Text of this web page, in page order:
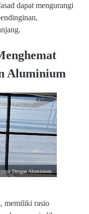
dapat mengurangi
Aluminium
Dengan Aluminium
memiliki rasio